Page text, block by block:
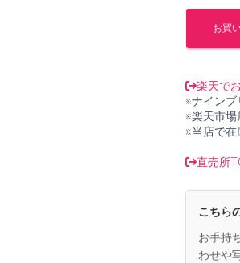
ハ
リ
語
会
話
練
帳
古】
お買
楽天で
※ナインブ
※楽天市場
※当店で在
直売所
こちら
お手持
わせや